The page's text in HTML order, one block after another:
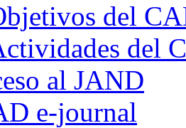
del
del
al JAND
e-journal